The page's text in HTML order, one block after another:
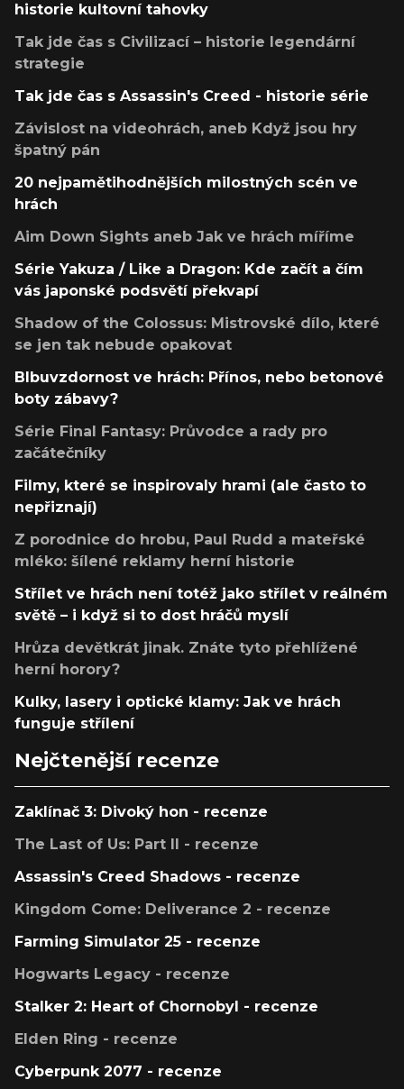
historie kultovní tahovky
Tak jde čas s Civilizací – historie legendární
strategie
Tak jde čas s Assassin's Creed - historie série
Závislost na videohrách, aneb Když jsou hry
špatný pán
20 nejpamětihodnějších milostných scén ve
hrách
Aim Down Sights aneb Jak ve hrách míříme
Série Yakuza / Like a Dragon: Kde začít a čím
vás japonské podsvětí překvapí
Shadow of the Colossus: Mistrovské dílo, které
se jen tak nebude opakovat
Blbuvzdornost ve hrách: Přínos, nebo betonové
boty zábavy?
Série Final Fantasy: Průvodce a rady pro
začátečníky
Filmy, které se inspirovaly hrami (ale často to
nepřiznají)
Z porodnice do hrobu, Paul Rudd a mateřské
mléko: šílené reklamy herní historie
Střílet ve hrách není totéž jako střílet v reálném
světě – i když si to dost hráčů myslí
Hrůza devětkrát jinak. Znáte tyto přehlížené
herní horory?
Kulky, lasery i optické klamy: Jak ve hrách
funguje střílení
Nejčtenější recenze
Zaklínač 3: Divoký hon - recenze
The Last of Us: Part II - recenze
Assassin's Creed Shadows - recenze
Kingdom Come: Deliverance 2 - recenze
Farming Simulator 25 - recenze
Hogwarts Legacy - recenze
Stalker 2: Heart of Chornobyl - recenze
Elden Ring - recenze
Cyberpunk 2077 - recenze